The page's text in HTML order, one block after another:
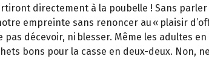
directement à la poubelle ! Sans
empreinte sans renoncer au « plaisir
pas décevoir, ni blesser. Même les adultes
bons pour la casse en deux-deux. Non,